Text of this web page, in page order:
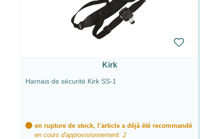
Kirk
Harnais de sécurité Kirk SS-1
en rupture de stock, l’article a déjà été recommandé
en cours d'approvisionnement: 2